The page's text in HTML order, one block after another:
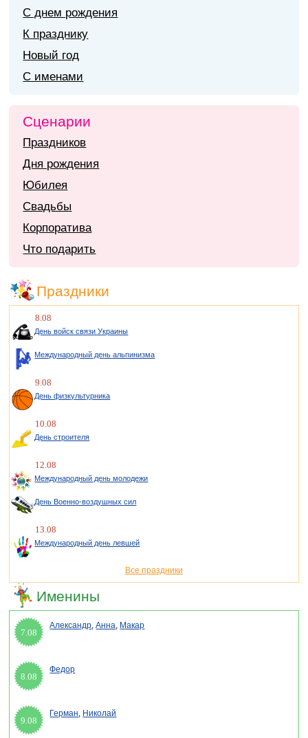
С днем рождения
К празднику
Новый год
С именами
Сценарии
Праздников
Дня рождения
Юбилея
Свадьбы
Корпоратива
Что подарить
Праздники
8.08
День войск связи Украины
Международный день альпинизма
9.08
День физкультурника
10.08
День строителя
12.08
Международный день молодежи
День Военно-воздушных сил
13.08
Международный день левшей
Все праздники
Именины
7.08
Александр,Анна, Макар
8.08
Федор
9.08
Герман, Николай